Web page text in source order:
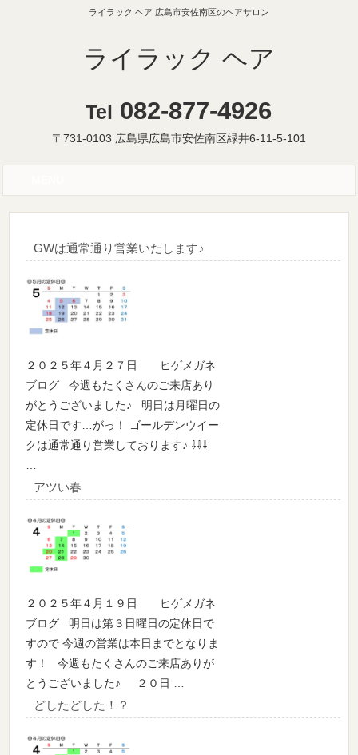
ライラック ヘア 広島市安佐南区のヘアサロン
ライラック ヘア
Tel 082-877-4926
〒731-0103 広島県広島市安佐南区緑井6-11-5-101
GWは通常通り営業いたします♪
２０２５年４月２７日 ヒゲメガネ
ブログ 今週もたくさんのご来店あり
がとうございました♪ 明日は月曜日の
定休日です…がっ！ ゴールデンウイー
クは通常通り営業しております♪ ⇩⇩⇩
アツい春
２０２５年４月１９日 ヒゲメガネ
ブログ 明日は第３日曜日の定休日で
すので 今週の営業は本日までとなりま
す！ 今週もたくさんのご来店ありが
とうございました♪ ２０日 …
どしたどした！？